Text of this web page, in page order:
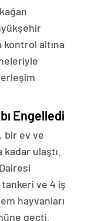
kontrol altına
Engelledi
bir ev ve
ulaştı.
tankeri ve 4 iş
hayvanları
geçti.